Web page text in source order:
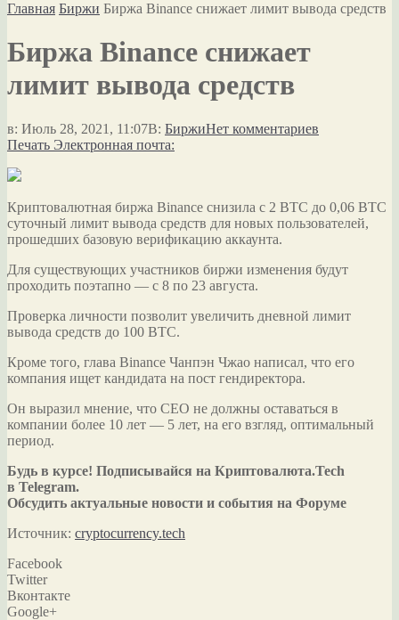
Главная Биржи Биржа Binance снижает лимит вывода средств
Биржа Binance снижает
лимит вывода средств
в: Июль 28, 2021, 11:07В: БиржиНет комментариев
Печать Электронная почта:
Криптовалютная биржа Binance снизила с 2 BTC до 0,06 BTC
суточный лимит вывода средств для новых пользователей,
прошедших базовую верификацию аккаунта.
Для существующих участников биржи изменения будут
проходить поэтапно — с 8 по 23 августа.
Проверка личности позволит увеличить дневной лимит
вывода средств до 100 BTC.
Кроме того, глава Binance Чанпэн Чжао написал, что его
компания ищет кандидата на пост гендиректора.
Он выразил мнение, что CEO не должны оставаться в
компании более 10 лет — 5 лет, на его взгляд, оптимальный
период.
Будь в курсе! Подписывайся на Криптовалюта.Tech
в Telegram.
Обсудить актуальные новости и события на Форуме
Источник: cryptocurrency.tech
Facebook
Twitter
Вконтакте
Google+